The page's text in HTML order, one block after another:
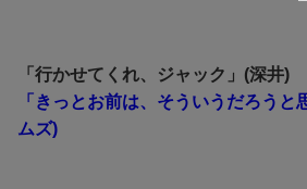
「行かせてくれ、ジャック」(深井)
「きっとお前は、そういうだろうと
ムズ)